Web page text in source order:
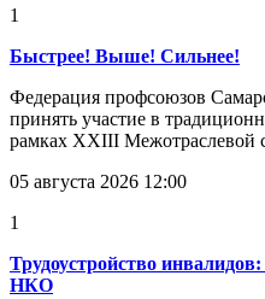
1
Быстрее! Выше! Сильнее!
Федерация профсоюзов
принять участие в
рамках XXIII
05 августа 2026 12:00
1
Трудоустройство
НКО